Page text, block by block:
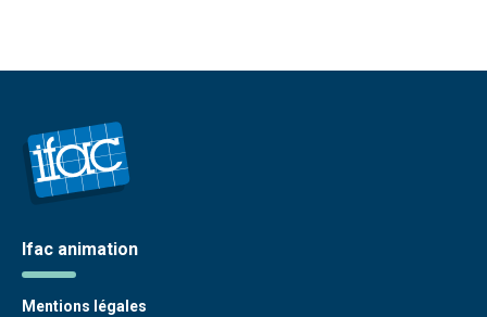
Ifac animation
Mentions légales